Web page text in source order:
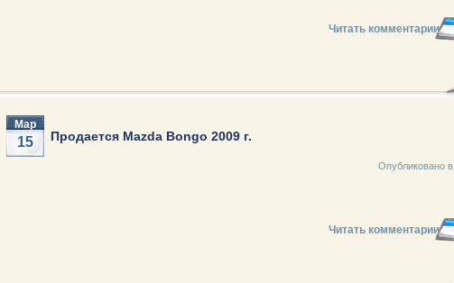
Читать комментарии
Продается Mazda Bongo 2009 г.
Опубликовано в
Мар
15
Читать комментарии